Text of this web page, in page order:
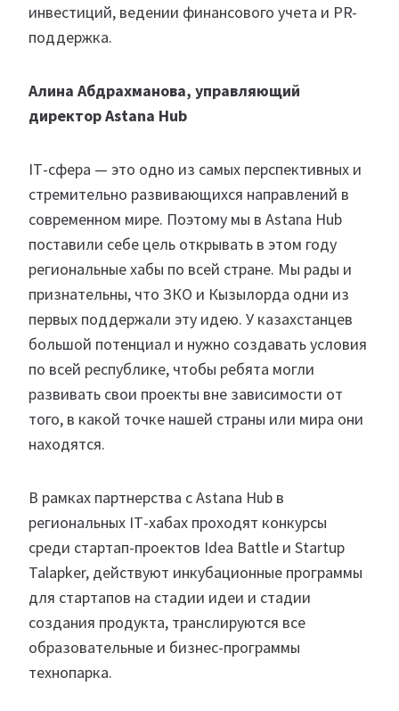
инвестиций, ведении финансового учета и PR-
поддержка.
Алина Абдрахманова, управляющий
директор Astana Hub
ІТ-сфера — это одно из самых перспективных и
стремительно развивающихся направлений в
современном мире. Поэтому мы в Astana Hub
поставили себе цель открывать в этом году
региональные хабы по всей стране. Мы рады и
признательны, что ЗКО и Кызылорда одни из
первых поддержали эту идею. У казахстанцев
большой потенциал и нужно создавать условия
по всей республике, чтобы ребята могли
развивать свои проекты вне зависимости от
того, в какой точке нашей страны или мира они
находятся.
В рамках партнерства с Astana Hub в
региональных ІТ-хабах проходят конкурсы
среди стартап-проектов Idea Battle и Startup
Talapker, действуют инкубационные программы
для стартапов на стадии идеи и стадии
создания продукта, транслируются все
образовательные и бизнес-программы
технопарка.